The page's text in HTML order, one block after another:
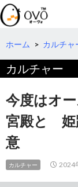
検
索
コ
テ
ツ
へ
ホーム > カルチャ
カルチャー
今度はオ
宮殿と 姫
意
カルチャー 2024